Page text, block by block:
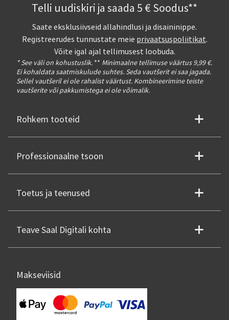
Telli uudiskiri ja saada 5 € Soodus**
Saate eksklusiivseid allahindlusi ja disaininippe.
Registreerudes tunnustate meie privaatsuspoliitikat.
Võite igal ajal tellimusest loobuda.
* See väli on kohustuslik. ** Minimaalne tellimuse väärtus 9,99 €.
Ei kohaldata saatmiskulude suhtes. Seda vautšerit ei saa jagada.
Sellel vautšeril ei ole rahalist väärtust. Kombineerimine teiste
vautšerite või pakkumistega ei ole võimalik.
Rohkem tooteid
Professionaalne tsoon
Toetus ja teenused
Teave Saal Digitali kohta
Makseviisid